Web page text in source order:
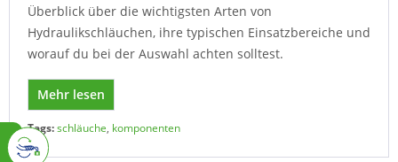
Überblick über die wichtigsten Arten von
Hydraulikschläuchen, ihre typischen Einsatzbereiche und
worauf du bei der Auswahl achten solltest.
Mehr lesen
Tags:schläuche, komponenten